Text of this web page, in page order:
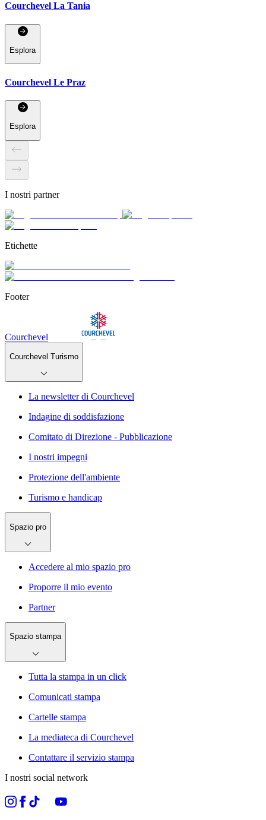
Courchevel La Tania
Esplora
Courchevel Le Praz
Esplora
I nostri partner
Etichette
Footer
Courchevel
Courchevel Turismo
La newsletter di Courchevel
Indagine di soddisfazione
Comitato di Direzione - Pubblicazione
I nostri impegni
Protezione dell'ambiente
Turismo e handicap
Spazio pro
Accedere al mio spazio pro
Proporre il mio evento
Partner
Spazio stampa
Tutta la stampa in un click
Comunicati stampa
Cartelle stampa
La mediateca di Courchevel
Contattare il servizio stampa
I nostri social network